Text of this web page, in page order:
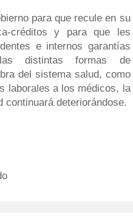
para que recule en su
créditos y para que les
e internos garantías
distintas formas de
del sistema salud, como
laborales a los médicos, la
continuará deteriorándose.